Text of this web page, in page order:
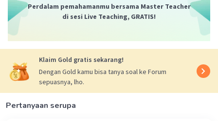
Perdalam pemahamanmu bersama Master Teacher
di sesi Live Teaching, GRATIS!
Klaim Gold gratis sekarang!
Dengan Gold kamu bisa tanya soal ke Forum
sepuasnya, lho.
Pertanyaan serupa